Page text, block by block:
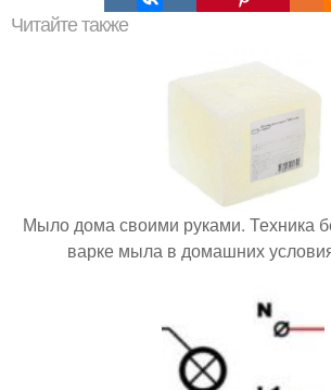
Читайте также
Мыло дома своими руками. Техника
варке мыла в домашних